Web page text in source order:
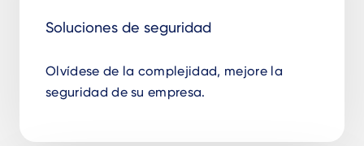
Soluciones de seguridad
Olvídese de la complejidad, mejore la
seguridad de su empresa.